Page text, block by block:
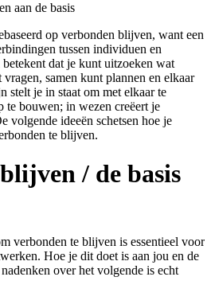
aan de basis
op verbonden blijven, want een
tussen individuen en
dat je kunt uitzoeken wat
samen kunt plannen en elkaar
stelt je in staat om met elkaar te
te bouwen; in wezen creëert je
volgende ideeën schetsen hoe je
te blijven.
/ de basis
verbonden te blijven is essentieel voor
Hoe je dit doet is aan jou en de
over het volgende is echt